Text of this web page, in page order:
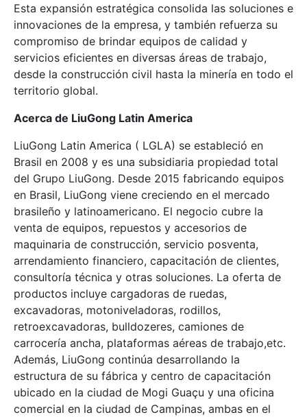
Esta expansión estratégica consolida las soluciones e
innovaciones de la empresa, y también refuerza su
compromiso de brindar equipos de calidad y
servicios eficientes en diversas áreas de trabajo,
desde la construcción civil hasta la minería en todo el
territorio global.
Acerca de LiuGong Latin America
LiuGong Latin America ( LGLA) se estableció en
Brasil en 2008 y es una subsidiaria propiedad total
del Grupo LiuGong. Desde 2015 fabricando equipos
en Brasil, LiuGong viene creciendo en el mercado
brasileño y latinoamericano. El negocio cubre la
venta de equipos, repuestos y accesorios de
maquinaria de construcción, servicio posventa,
arrendamiento financiero, capacitación de clientes,
consultoría técnica y otras soluciones. La oferta de
productos incluye cargadoras de ruedas,
excavadoras, motoniveladoras, rodillos,
retroexcavadoras, bulldozeres, camiones de
carrocería ancha, plataformas aéreas de trabajo,etc.
Además, LiuGong continúa desarrollando la
estructura de su fábrica y centro de capacitación
ubicado en la ciudad de Mogi Guaçu y una oficina
comercial en la ciudad de Campinas, ambas en el